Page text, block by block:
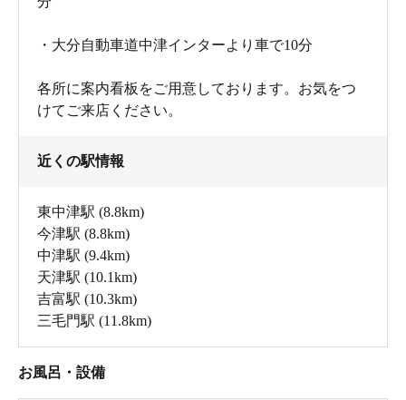
・大分自動車道中津インターより車で10分
各所に案内看板をご用意しております。お気をつ
けてご来店ください。
近くの駅情報
東中津駅 (8.8km)
今津駅 (8.8km)
中津駅 (9.4km)
天津駅 (10.1km)
吉富駅 (10.3km)
三毛門駅 (11.8km)
お風呂・設備